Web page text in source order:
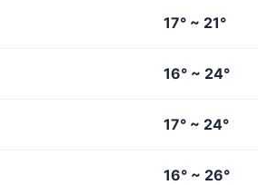
17° ~ 21°
16° ~ 24°
17° ~ 24°
16° ~ 26°